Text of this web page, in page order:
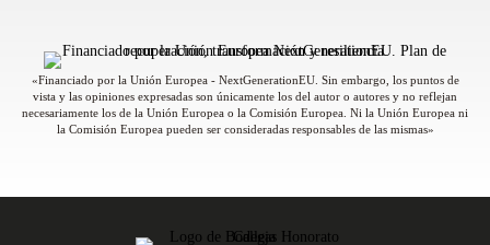
«Financiado por la Unión Europea - NextGenerationEU. Sin embargo, los puntos de
vista y las opiniones expresadas son únicamente los del autor o autores y no reflejan
necesariamente los de la Unión Europea o la Comisión Europea. Ni la Unión Europea ni
la Comisión Europea pueden ser consideradas responsables de las mismas»